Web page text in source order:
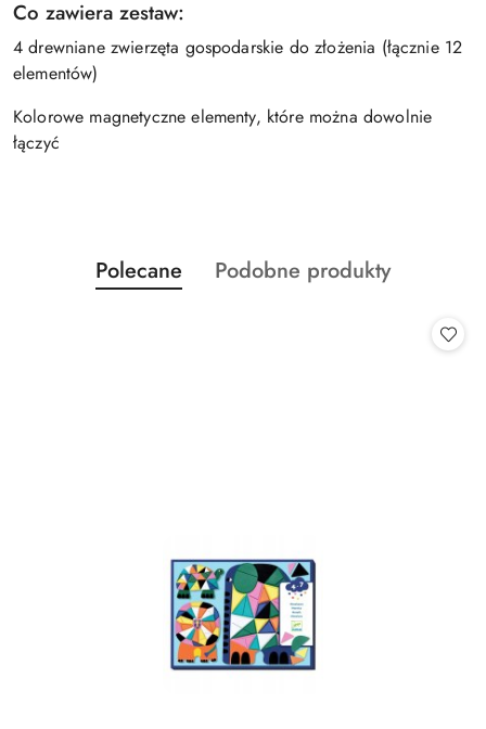
Co zawiera zestaw:
4 drewniane zwierzęta gospodarskie do złożenia (łącznie 12
elementów)
Kolorowe magnetyczne elementy, które można dowolnie
łączyć
Pomiń karuzelę produktów
Produkty
o
Polecane
Produkty
Podobne produkty